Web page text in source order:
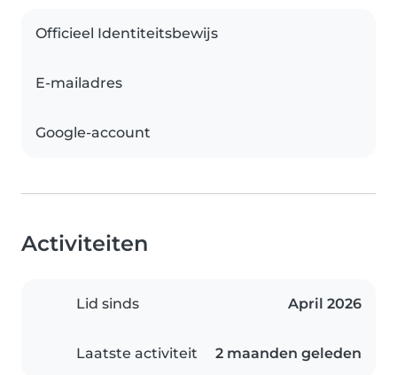
Officieel Identiteitsbewijs
E-mailadres
Google-account
Activiteiten
Lid sinds April 2026
Laatste activiteit 2 maanden geleden